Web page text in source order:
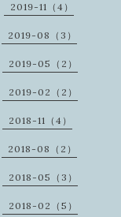
2019-11（4）
2019-08（3）
2019-05（2）
2019-02（2）
2018-11（4）
2018-08（2）
2018-05（3）
2018-02（5）